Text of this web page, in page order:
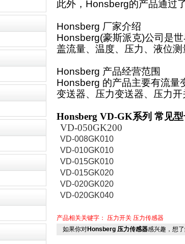
此外， Honsberg的产品通过了
Honsberg 厂家介绍
Honsberg(豪斯派克)公司是
盖流量、温度、压力、液位测
Honsberg 产品经营范围
Honsberg 的产品主要有流量
变送器、压力变送器、压力
Honsberg VD-GK系列 常见
VD-050GK200
VD-008GK010
VD-010GK010
VD-015GK010
VD-015GK020
VD-020GK020
VD-020GK040
产品相关关键字： 压力开关 压力传感器
如果你对Honsberg 压力传感器感兴趣，想